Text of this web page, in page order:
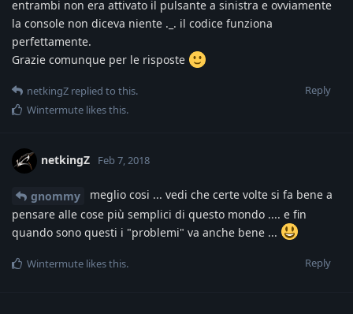
entrambi non era attivato il pulsante a sinistra e ovviamente
la console non diceva niente ._. il codice funziona
perfettamente.
Grazie comunque per le risposte
Reply
netkingZ replied to this.
Wintermute likes this.
netkingZ Feb 7, 2018
gnommy
meglio cosi ... vedi che certe volte si fa bene a
pensare alle cose più semplici di questo mondo .... e fin
quando sono questi i "problemi" va anche bene ...
Reply
Wintermute likes this.